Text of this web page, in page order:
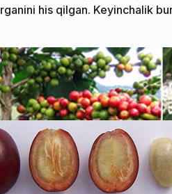
his qilgan. Keyinchalik